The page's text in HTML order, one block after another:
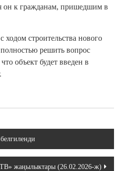
он к гражданам, пришедшим в
ходом строительства нового
решить вопрос
объект будет введен в
жаңылыктары (26.02.2026-ж)